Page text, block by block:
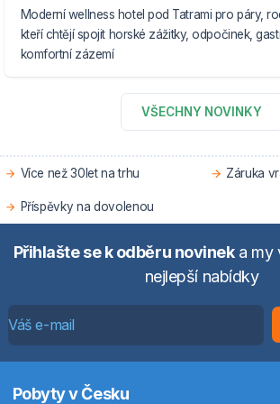
Moderní wellness hotel pod Tatrami pro páry,
kteří chtějí spojit horské zážitky, odpočinek,
komfortní zázemí
VŠECHNY NOVINKY
Více než 30let na trhu Záruka
Příspěvky na dovolenou
Přihlašte se k odběru novineka my
nejlepší nabídky
Pobyty v Česku